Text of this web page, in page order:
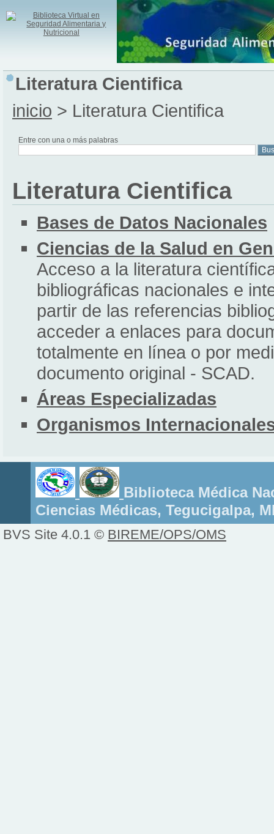
Literatura Cientifica
inicio > Literatura Cientifica
Entre con una o más palabras
Literatura Cientifica
Bases de Datos Nacionales
Ciencias de la Salud en
Acceso a la literatura
bibliográficas nacionales e
partir de las referencias
acceder a enlaces para
totalmente en línea o por
documento original - SCAD.
Áreas Especializadas
Organismos
Biblioteca Médica
Ciencias Médicas, Tegucigalpa,
BVS Site 4.0.1 © BIREME/OPS/OMS